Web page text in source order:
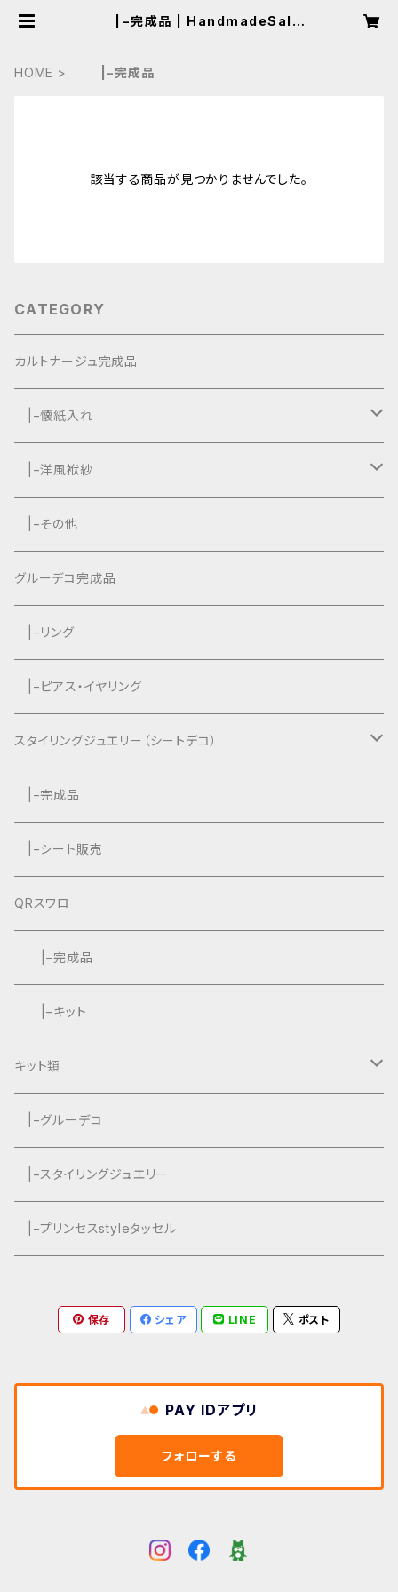
|−完成品 | HandmadeSalon
HOME |−完成品
該当する商品が見つかりませんでした。
CATEGORY
カルトナージュ完成品
|−懐紙入れ
|−タッセル付き
|−タッセルなし
|−洋風袱紗
|−タッセル付き
|−タッセルなし
|−その他
グルーデコ完成品
|−リング
|−ピアス・イヤリング
スタイリングジュエリー（シートデコ）
数秘＆カラー®︎コラボ作品
|−完成品
|−シート販売
QRスワロ
|−完成品
|−キット
キット類
グルーデコ
|−グルーデコ
|−スタイリングジュエリー
|−プリンセスstyleタッセル
保存 シェア LINE ポスト
PAY IDアプリ
フォローする